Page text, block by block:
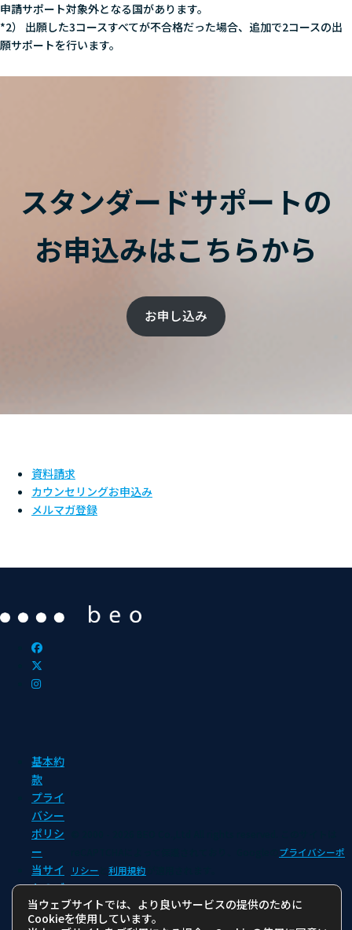
申請サポート対象外となる国があります。
*2） 出願した3コースすべてが不合格だった場合、追加で2コースの出
願サポートを行います。
スタンダードサポートの
お申込みはこちらから
お申し込み
資料請求
カウンセリングお申込み
メルマガ登録
基本約
款
プライ
バシー
ポリシ
ー
当サイ
トのご
利用に
あたっ
プライバシーポ
リシー
利用規約
当ウェブサイトでは、より良いサービスの提供のために
Cookieを使用しています。